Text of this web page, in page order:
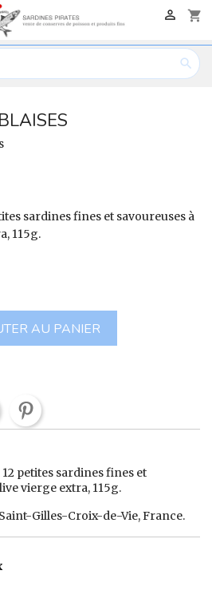
shopping_cart


sardines fines et savoureuses à
115g.
AU PANIER
12 petites sardines fines et
vierge extra, 115g.
Gilles-Croix-de-Vie, France.